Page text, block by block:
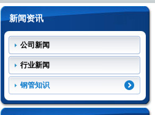
新闻资讯
公司新闻
行业新闻
钢管知识